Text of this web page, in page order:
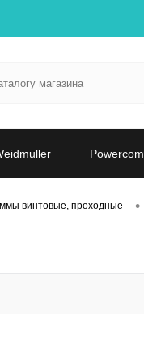
Powercom
винтовые, проходные •